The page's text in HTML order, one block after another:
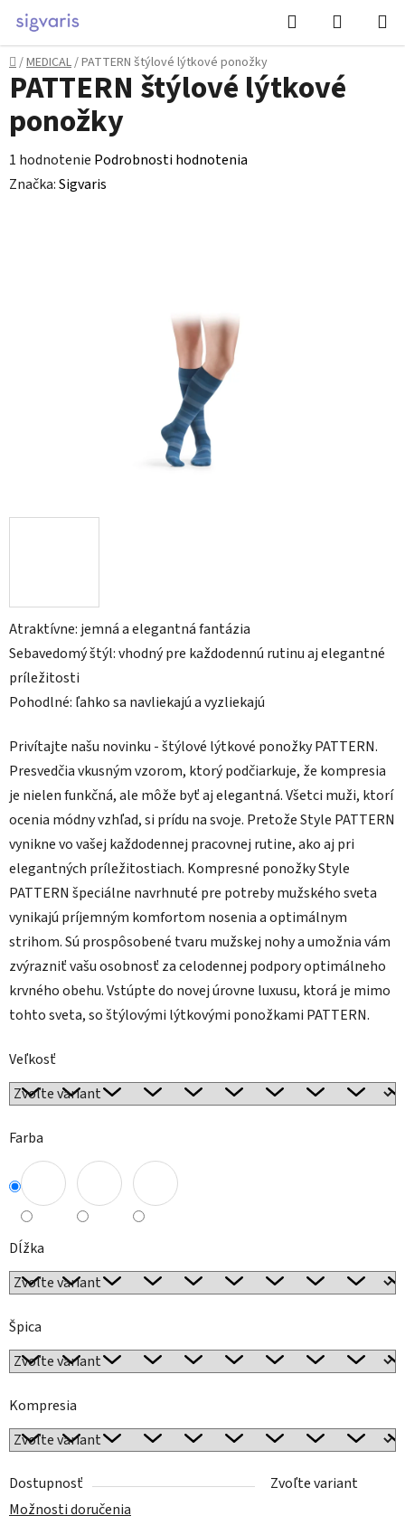
Prejsť
obsah
Hľadať
KOŠÍK
Domov
/MEDICAL/PATTERN štýlové lýtkové ponožky
Atraktívne: jemná a elegantná fantázia
Sebavedomý štýl: vhodný pre každodennú rutinu aj elegantné
príležitosti
Pohodlné: ľahko sa navliekajú a vyzliekajú
Privítajte našu novinku - štýlové lýtkové ponožky PATTERN.
Presvedčia vkusným vzorom, ktorý podčiarkuje, že kompresia
je nielen funkčná, ale môže byť aj elegantná. Všetci muži, ktorí
ocenia módny vzhľad, si prídu na svoje. Pretože Style PATTERN
vynikne vo vašej každodennej pracovnej rutine, ako aj pri
elegantných príležitostiach. Kompresné ponožky Style
PATTERN špeciálne navrhnuté pre potreby mužského sveta
vynikajú príjemným komfortom nosenia a optimálnym
strihom. Sú prospôsobené tvaru mužskej nohy a umožnia vám
zvýrazniť vašu osobnosť za celodennej podpory optimálneho
krvného obehu. Vstúpte do novej úrovne luxusu, ktorá je mimo
tohto sveta, so štýlovými lýtkovými ponožkami PATTERN.
Veľkosť
Farba
Dĺžka
Špica
Kompresia
Dostupnosť
Zvoľte variant
Možnosti doručenia
PATTERN štýlové lýtkové
ponožky
Priemerné
hodnotenie
1 hodnotenie Podrobnosti hodnotenia
Značka:Sigvaris